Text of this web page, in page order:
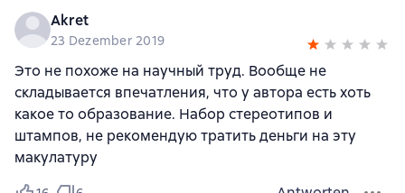
Akret
23 Dezember 2019
Это не похоже на научный труд. Вообще не
складывается впечатления, что у автора есть хоть
какое то образование. Набор стереотипов и
штампов, не рекомендую тратить деньги на эту
макулатуру